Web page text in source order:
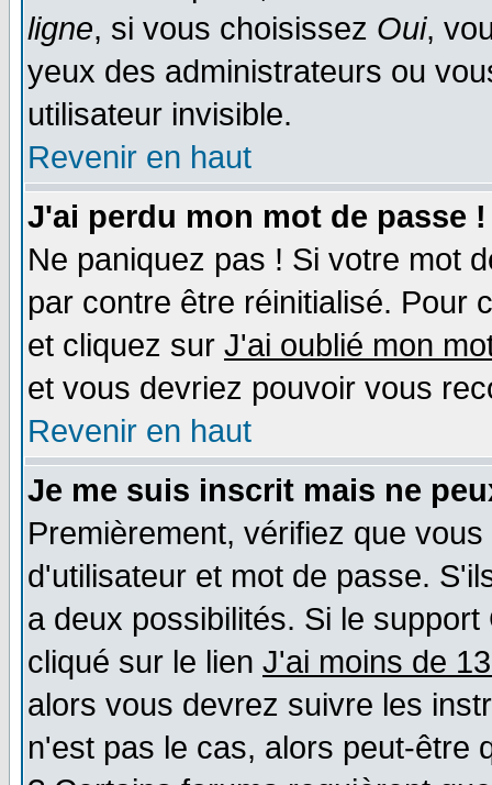
ligne, si vous choisissez Oui,
yeux des administrateurs ou
utilisateur invisible.
Revenir en haut
J'ai perdu mon mot de passe !
Ne paniquez pas ! Si votre mot
par contre être réinitialisé. Pour
et cliquez sur J'ai oublié mon
et vous devriez pouvoir vous
Revenir en haut
Je me suis inscrit mais ne
Premièrement, vérifiez que
d'utilisateur et mot de passe.
a deux possibilités. Si le
cliqué sur le lien J'ai moins de
alors vous devrez suivre les
n'est pas le cas, alors peut-être